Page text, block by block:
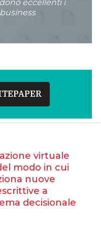
eccellenti i
virtuale
modo in cui
nuove
a
decisionale